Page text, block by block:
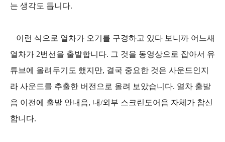
는 생각도 듭니다.
이런 식으로 열차가 오기를 구경하고 있다 보니까 어느새
열차가 2번선을 출발합니다. 그 것을 동영상으로 잡아서 유
튜브에 올려두기도 했지만, 결국 중요한 것은 사운드인지
라 사운드를 추출한 버전으로 올려 보았습니다. 열차 출발
음 이전에 출발 안내음, 내/외부 스크린도어음 자체가 참신
합니다.